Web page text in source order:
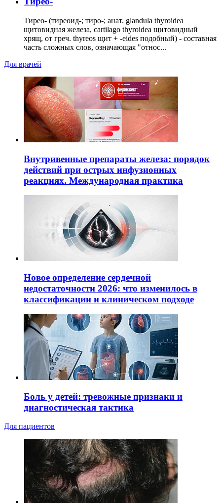
Тирео- (тиреоид-; тиро-; анат. glandula thyroidea
щитовидная железа, cartilago thyroidea щитовидный
хрящ, от греч. thyreos щит + -eides подобный) - составная
часть сложных слов, означающая "относ...
Для врачей
Внутривенные препараты железа: порядок
действий при острых инфузионных
реакциях. Международная практика
Новое определение сердечной
недостаточности 2026: что изменилось в
классификации и клиническом подходе
Боль у детей: тревожные признаки и
диагностическая тактика
Для пациентов